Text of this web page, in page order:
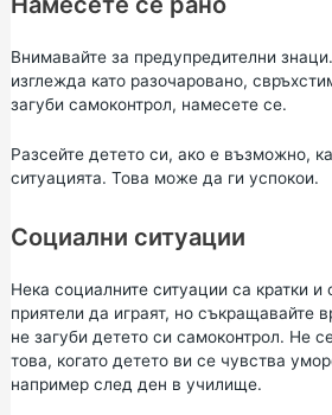
Внимавайте за предупредителни
изглежда като разочаровано,
загуби самоконтрол, намесете се.
Разсейте детето си, ако е възможно,
ситуацията. Това може да ги успокои.
Социални ситуации
Нека социалните ситуации са кратки и
приятели да играят, но съкращавайте
не загуби детето си самоконтрол. Не
това, когато детето ви се чувства
например след ден в училище.